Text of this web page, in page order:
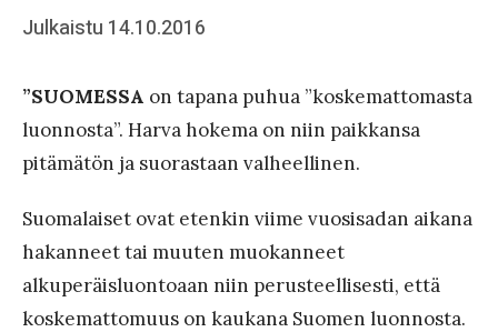
Posted
Julkaistu 14.10.2016
a
k
k
o
”SUOMESSA on tapana puhua ”koskemattomasta
luonnosta”. Harva hokema on niin paikkansa
pitämätön ja suorastaan valheellinen.
Suomalaiset ovat etenkin viime vuosisadan aikana
hakanneet tai muuten muokanneet
alkuperäisluontoaan niin perusteellisesti, että
koskemattomuus on kaukana Suomen luonnosta.